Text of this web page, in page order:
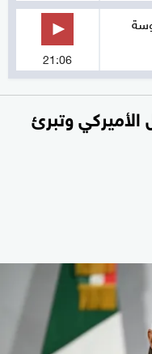
21:06
وتبرئ